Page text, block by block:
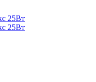
25Вт
25Вт